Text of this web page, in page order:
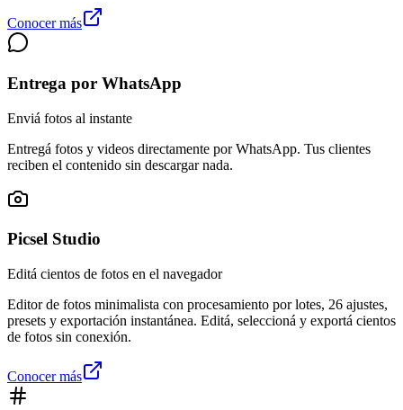
Conocer más
Entrega por WhatsApp
Enviá fotos al instante
Entregá fotos y videos directamente por WhatsApp. Tus clientes
reciben el contenido sin descargar nada.
Picsel Studio
Editá cientos de fotos en el navegador
Editor de fotos minimalista con procesamiento por lotes, 26 ajustes,
presets y exportación instantánea. Editá, seleccioná y exportá cientos
de fotos sin conexión.
Conocer más